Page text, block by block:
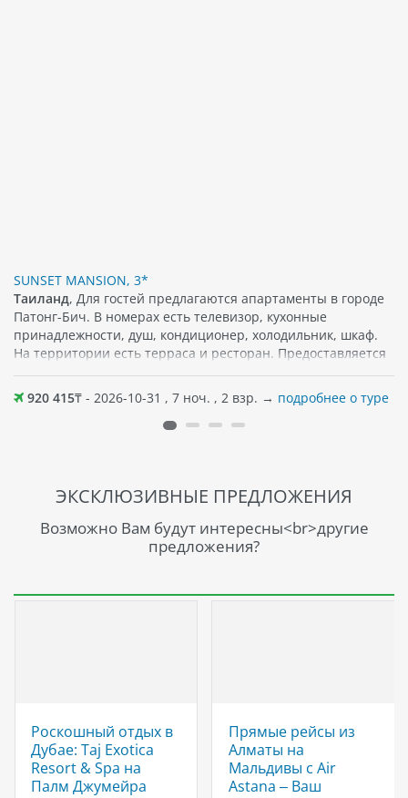
SUNSET MANSION, 3*
Таиланд, Для гостей предлагаются апартаменты в городе
Патонг-Бич. В номерах есть телевизор, кухонные
принадлежности, душ, кондиционер, холодильник, шкаф.
На территории есть терраса и ресторан. Предоставляется
популярные достопримечательности, кафе, а также
магазины. Песчаный пляж примерно в 450 м от отеля.
920 415₸ - 2026-10-31 , 7 ноч. , 2 взр. → подробнее о туре
ЭКСКЛЮЗИВНЫЕ ПРЕДЛОЖЕНИЯ
Возможно Вам будут интересны<br>другие
предложения?
Роскошный отдых в
Дубае: Taj Exotica
Resort & Spa на
Палм Джумейра
Прямые рейсы из
Алматы на
Мальдивы с Air
Astana – Ваш